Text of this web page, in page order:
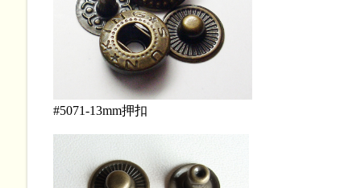
#5071-13mm押扣